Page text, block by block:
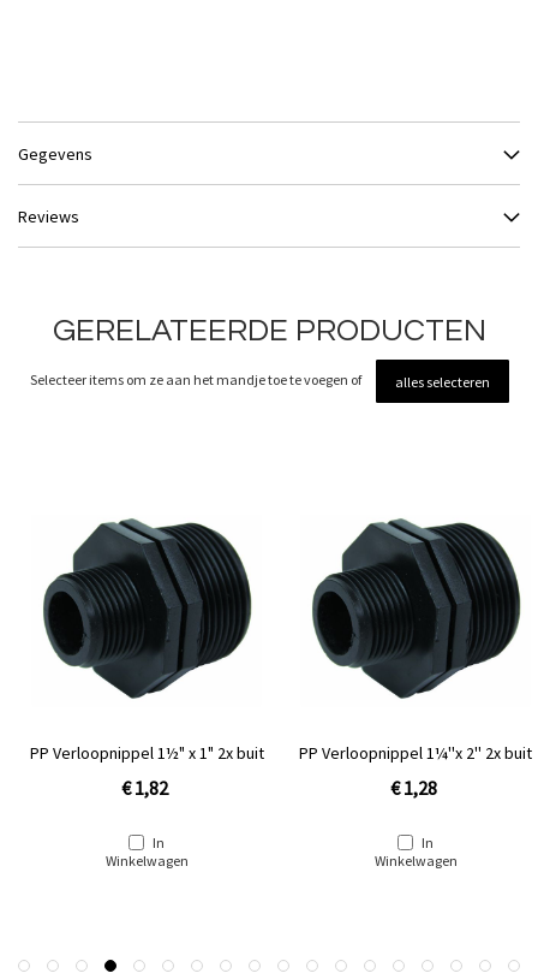
Gegevens
Reviews
GERELATEERDE PRODUCTEN
Selecteer items om ze aan het mandje toe te voegen of alles selecteren
PP Verloopnippel 1½" x 1" 2x buit
€ 1,82
In
Winkelwagen
PP Verloopnippel 1¼''x 2'' 2x buit
€ 1,28
In
Winkelwagen